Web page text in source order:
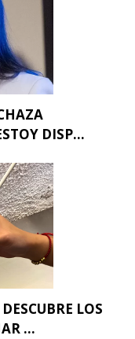
DISP...
LOS
...